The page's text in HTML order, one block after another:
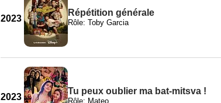
2023
Répétition générale
Rôle: Toby Garcia
2023
Tu peux oublier ma bat-mitsva !
Rôle: Mateo